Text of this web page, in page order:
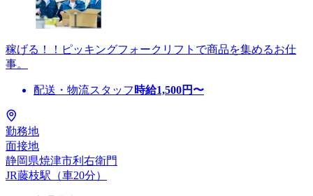
稼げる！！ピッキングフォークリフトで商品を集めるお仕
事。
配送・物流スタッフ 時給1,500円〜
勤務地
面接地
静岡県焼津市利右衛門
JR藤枝駅（車20分）